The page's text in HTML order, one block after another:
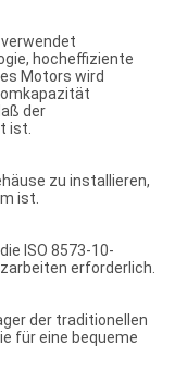
hocheffiziente
Motors wird
der
ist.
zu installieren,
ist.
ISO 8573-10-
erforderlich.
der traditionellen
für eine bequeme